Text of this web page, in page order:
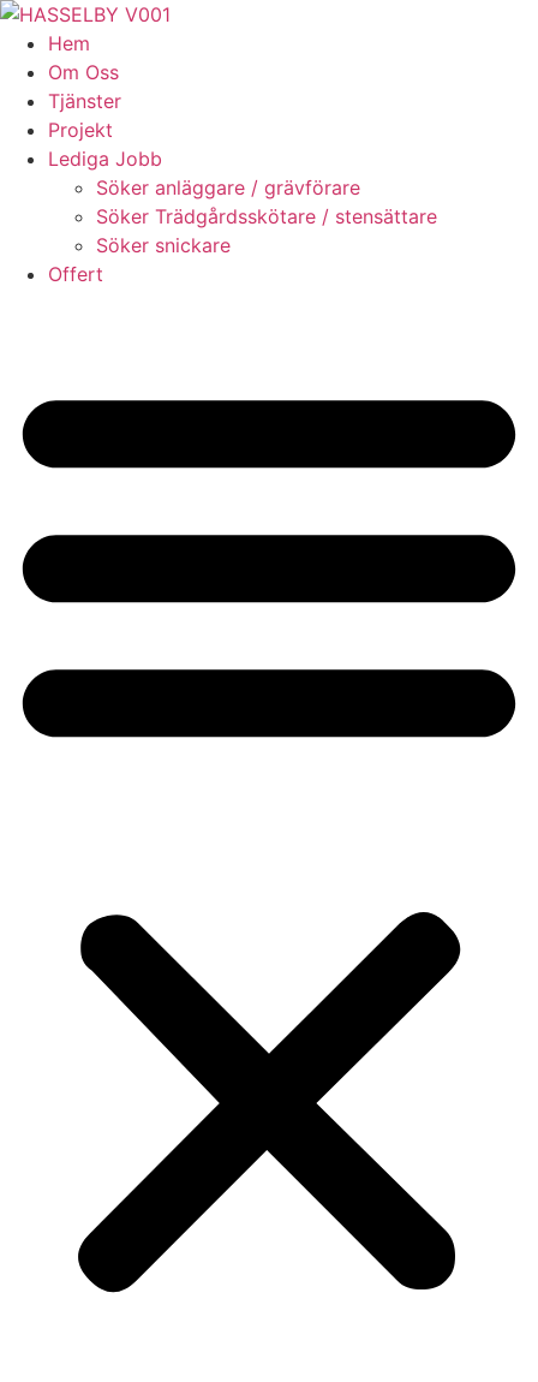
Skip
content
Hem
Om Oss
Tjänster
Projekt
Lediga Jobb
Söker anläggare / grävförare
Söker Trädgårdsskötare / stensättare
Söker snickare
Offert